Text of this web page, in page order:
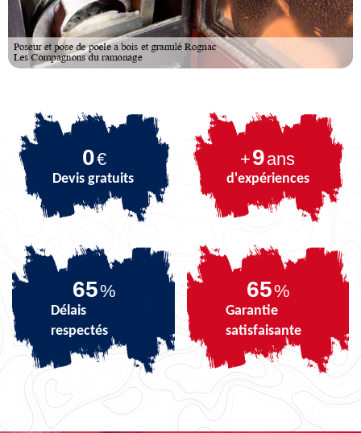
0€
Devis gratuits
+9ans
d'expériences
81%
Délais
respectés
81%
Garantie
satisfaisante